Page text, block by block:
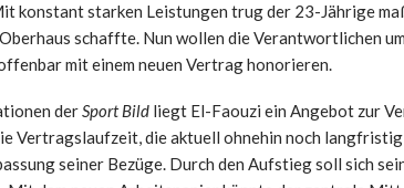
konstant starken Leistungen trug der 23-Jährige
schaffte. Nun wollen die Verantwortlichen
mit einem neuen Vertrag honorieren.
derSport Bild liegt El-Faouzi ein Angebot zur
Vertragslaufzeit, die aktuell ohnehin noch
seiner Bezüge. Durch den Aufstieg soll sich